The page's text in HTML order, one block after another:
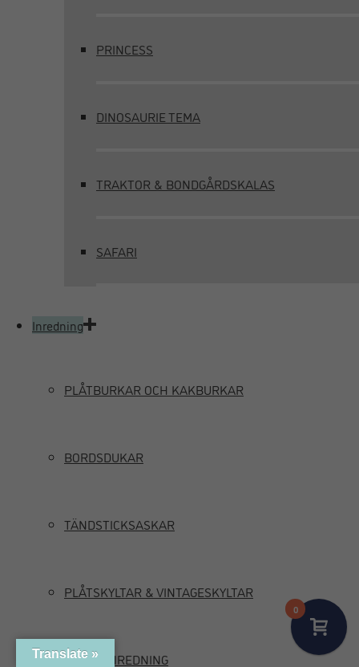
PRINCESS
DINOSAURIE TEMA
TRAKTOR & BONDGÅRDSKALAS
SAFARI
Inredning
PLÅTBURKAR OCH KAKBURKAR
BORDSDUKAR
TÄNDSTICKSASKAR
PLÅTSKYLTAR & VINTAGESKYLTAR
MARIN INREDNING
0
Translate »